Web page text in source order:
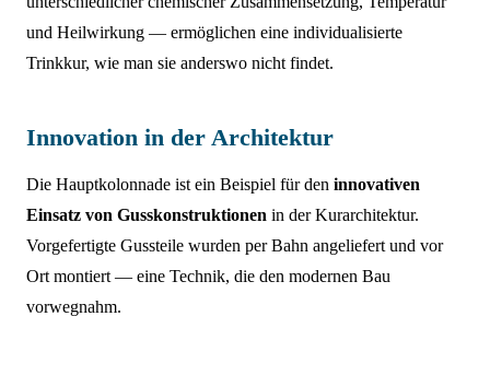
und Heilwirkung — ermöglichen eine individualisierte
Trinkkur, wie man sie anderswo nicht findet.
Innovation in der Architektur
Die Hauptkolonnade ist ein Beispiel für den innovativen
Einsatz von Gusskonstruktionen in der Kurarchitektur.
Vorgefertigte Gussteile wurden per Bahn angeliefert und vor
Ort montiert — eine Technik, die den modernen Bau
vorwegnahm.